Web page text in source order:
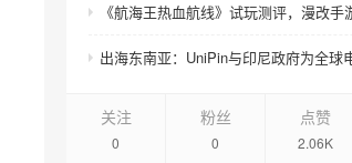
出海东南亚：UniPin与印尼政府为全球
关注
0
粉丝
0
点赞
2.06K